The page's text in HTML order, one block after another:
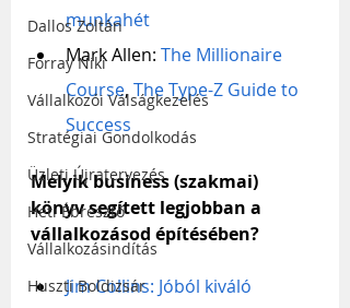
Dallos Zoltán
Forray Niki
Vállalkozói Válságkezelés
Stratégiai Gondolkodás
Üzleti Újratervezés
Heti Ébresztő
Vállalkozásindítás
Huszti Boldizsár
munkahét
Mark Allen: The Millionaire
Course, The Type-Z Guide to
Success
Melyik business (szakmai)
könyv segített legjobban a
vállalkozásod építésében?
Jim Collins: Jóból kiváló